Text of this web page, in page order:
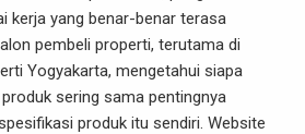
kerja yang benar-benar terasa
pembeli properti, terutama di
Yogyakarta, mengetahui siapa
sering sama pentingnya
produk itu sendiri. Website